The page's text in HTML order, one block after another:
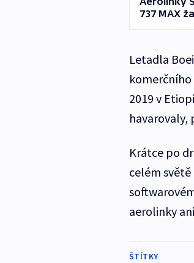
737 MAX
Letadla
komerčního
2019 v
havarovaly,
Krátce po
celém
aerolinky
ŠTÍTKY